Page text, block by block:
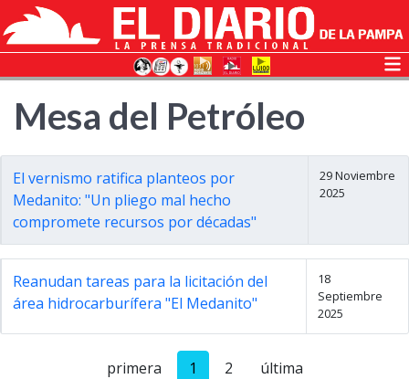
Mesa del Petróleo
El vernismo ratifica planteos por
Medanito: "Un pliego mal hecho
compromete recursos por décadas"
29 Noviembre
2025
Reanudan tareas para la licitación del
área hidrocarburífera "El Medanito"
18
Septiembre
2025
primera 1 2 última